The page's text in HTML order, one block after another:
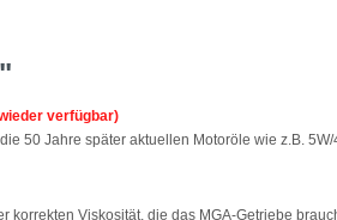
verfügbar)
50 Jahre später aktuellen Motoröle wie z.B.
Viskosität, die das MGA-Getriebe